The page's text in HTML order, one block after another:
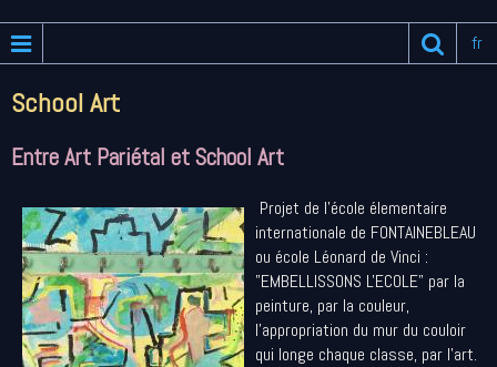
fr
School Art
Entre Art Pariétal et School Art
Projet de l'école élementaire
internationale de FONTAINEBLEAU
ou école Léonard de Vinci :
"EMBELLISSONS L'ECOLE" par la
peinture, par la couleur,
l'appropriation du mur du couloir
qui longe chaque classe, par l'art.